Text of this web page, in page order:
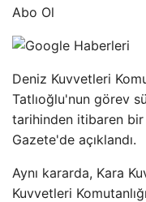
Abo Ol
Deniz Kuvvetleri
Tatlıoğlu'nun görev
tarihinden itibaren bir
Gazete'de açıklandı.
Aynı kararda, Kara
Kuvvetleri